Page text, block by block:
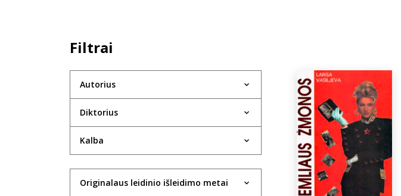
Filtrai
Autorius
Diktorius
Kalba
Originalaus leidinio išleidimo metai